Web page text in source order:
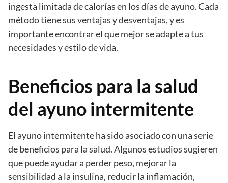
ingesta limitada de calorías en los días de ayuno. Cada
método tiene sus ventajas y desventajas, y es
importante encontrar el que mejor se adapte a tus
necesidades y estilo de vida.
Beneficios para la salud
del ayuno intermitente
El ayuno intermitente ha sido asociado con una serie
de beneficios para la salud. Algunos estudios sugieren
que puede ayudar a perder peso, mejorar la
sensibilidad a la insulina, reducir la inflamación,